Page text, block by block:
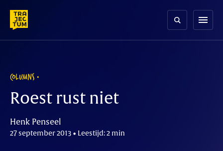
content
menu
COLUMNS
Roest rust niet
Henk Penseel
27 september 2013 • Leestijd: 2 min